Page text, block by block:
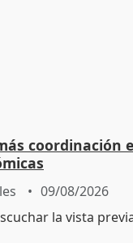
coordinación
09/08/2026